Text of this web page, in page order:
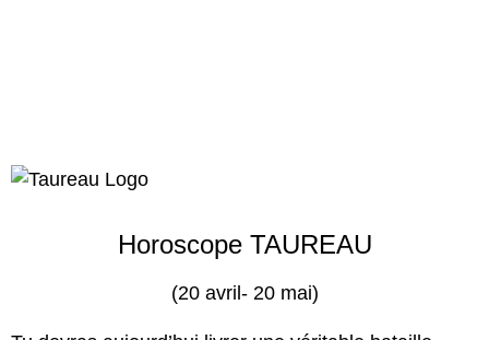
Horoscope TAUREAU
(20 avril- 20 mai)